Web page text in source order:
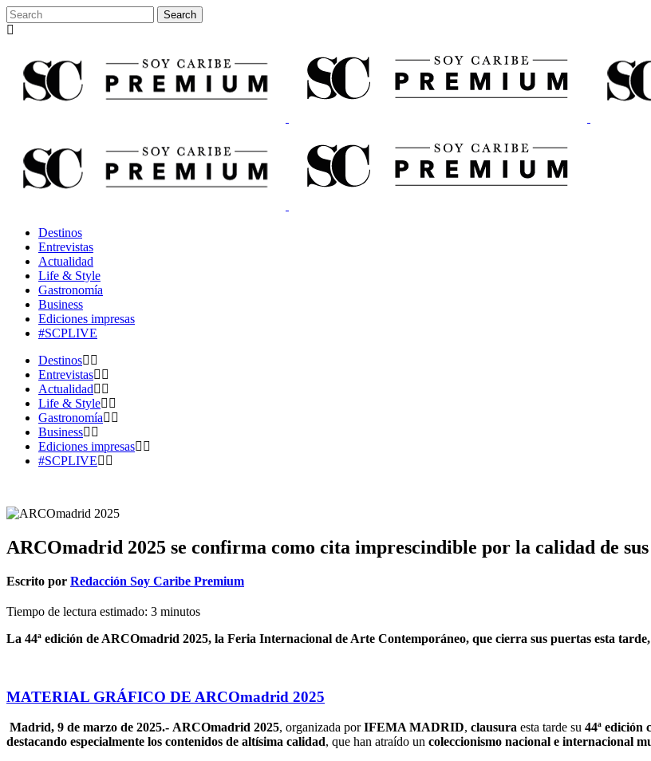
Destinos
Entrevistas
Actualidad
Life & Style
Gastronomía
Business
Ediciones impresas
#SCPLIVE
Destinos
Entrevistas
Actualidad
Life & Style
Gastronomía
Business
Ediciones impresas
#SCPLIVE
ARCOmadrid 2025 se confirma como cita imprescindible por la calidad de
Escrito por Redacción Soy Caribe Premium
Tiempo de lectura estimado: 3 minutos
La 44ª edición de ARCOmadrid 2025, la Feria Internacional de Arte Contemporáneo, que cierra sus puertas esta
MATERIAL GRÁFICO DE ARCOmadrid 2025
Madrid, 9 de marzo de 2025.- ARCOmadrid 2025, organizada porIFEMA MADRID, clausura esta tarde su 44ª edición
destacando especialmente los contenidos de altísima calidad, que han atraído un coleccionismo nacional e internacional